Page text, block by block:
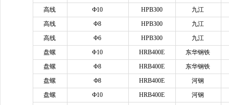
高线
Ф10 HPB300
九江
高线
Φ8 HPB300
九江
高线
Φ6 HPB300
九江
盘螺
Φ10 HRB400E
东华钢铁
盘螺
Φ8 HRB400E
东华钢铁
盘螺
Ф8 HRB400E
河钢
盘螺
Ф10 HRB400E
河钢